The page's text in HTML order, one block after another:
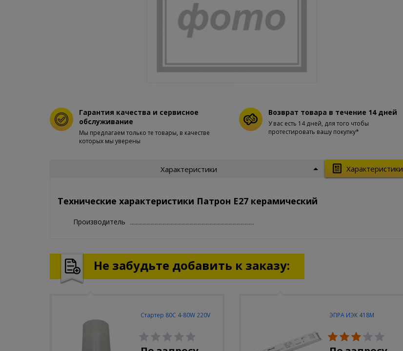
Гарантия качества и сервисное
обслуживание
Мы предлагаем только те товары, в качестве
которых мы уверены
Возврат товара в течение 14 дней
У вас есть 14 дней, для того чтобы
протестировать вашу покупку*
Характеристики
Характеристики
Технические характеристики Патрон Е27 керамический
Производитель
Не забудьте добавить к заказу:
Стартер 80С 4-80W 220V ЭПРА ИЭК 418М